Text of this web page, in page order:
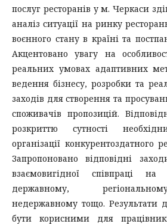
послуг ресторанів у м. Черкаси
аналіз ситуації на ринку
воєнного стану в країні та
Акцентовано увагу на
реальних умовах адаптивних
ведення бізнесу, розробки та
заходів для створення та
споживачів пропозицій.
розкриттю сутності
організації конкурентоздатного
Запропоновано відповідні
взаємовигідної співпраці
державному,
недержавному тощо. Результати
бути корисними для